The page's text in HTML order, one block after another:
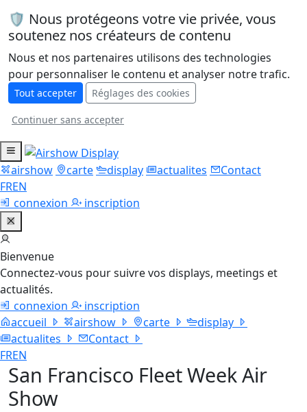
🛡️ Nous protégeons votre vie privée, vous
soutenez nos créateurs de contenu
Nous et nos partenaires utilisons des technologies
pour personnaliser le contenu et analyser notre trafic.
Tout accepter Réglages des cookies
Continuer sans accepter
airshow carte display actualites
Contact
FREN
connexion
inscription
Bienvenue
Connectez-vous pour suivre vos displays, meetings et
actualités.
connexion
inscription
accueil
airshow carte
display
actualites
Contact
FREN
San Francisco Fleet Week Air
Show